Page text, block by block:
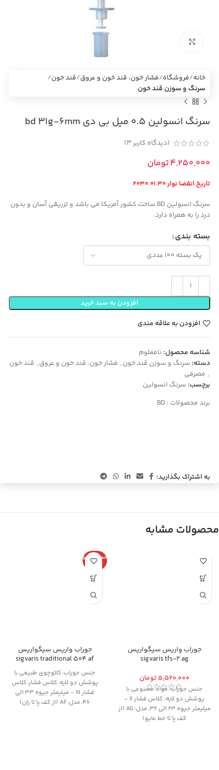
خانه فروشگاه فشار خون، قند خون و عروق قند خون
سرنگ و سوزن قند خون
سرنگ انسولین 0.5 میل بی دی bd 31g-6mm
(دیدگاه کاربر3
)
تومان
تاریخ انقضا نوار 2030.01.30
سرنگ انسولین BD ساخت کشور آمریکا می باشد و تزریقی آسان و بدون
درد را به همراه دارد.
بسته بندی
افزودن به سبد خرید
افزودن به علاقه مندی
شناسه محصول: نامعلوم
دسته: سرنگ و سوزن قند خون, فشار خون، قند خون و عروق, قند خون
, مصرفی
برچسب: سرنگ انسولین
برند محصولات : BD
به اشتراک بگذارید:
محصولات مشابه
جوراب واریس سیگواریس
sigvaris tfs-2 ag
تومان
جنس جوراب: مواد مصنوعی با
پوشش دو لایه، کلاس فشار II -
میلیمتر جیوه 23 الی 32،
مدل:
AG (از
کف پا تا خط مایو)
اتمام موجو
دی
جوراب واریس سیگواریس
sigvaris traditional 504 af
جنس جوراب: کائوچوی طبیعی با
پوشش دو لایه، کلاس فشار: کلاس
فشار III - میلیمتر جیوه 33 الی
46، مدل:AF (از کف پا تا ران)